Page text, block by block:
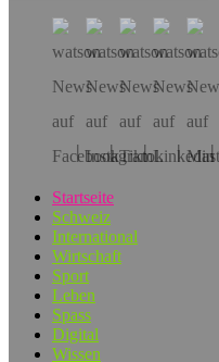
Startseite
Schweiz
International
Wirtschaft
Sport
Leben
Spass
Digital
Wissen